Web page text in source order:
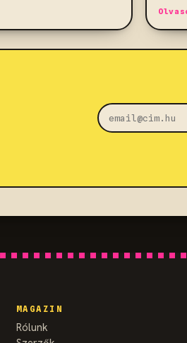
MAGAZIN
Rólunk